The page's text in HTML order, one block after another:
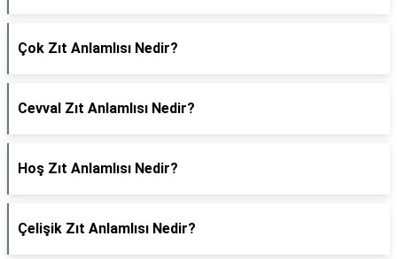
Çok Zıt Anlamlısı Nedir?
Cevval Zıt Anlamlısı Nedir?
Hoş Zıt Anlamlısı Nedir?
Çelişik Zıt Anlamlısı Nedir?